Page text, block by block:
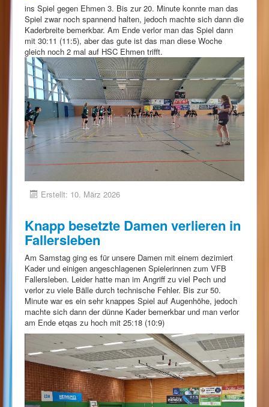
ins Spiel gegen Ehmen 3. Bis zur 20. Minute konnte man das
Spiel zwar noch spannend halten, jedoch machte sich dann die
Kaderbreite bemerkbar. Am Ende verlor man das Spiel dann
mit 30:11 (11:5), aber das gute ist das man diese Woche
gleich noch 2 mal auf HSC Ehmen trifft.
Erstellt: 10. März 2026
Knapp besetzte Damen verlieren in
Fallersleben
Am Samstag ging es für unsere Damen mit einem dezimiert
Kader und einigen angeschlagenen Spielerinnen zum VFB
Fallersleben. Leider hatte man im Angriff zu viel Pech und
verlor zu viele Bälle durch technische Fehler. Bis zur 50.
Minute war es ein sehr knappes Spiel auf Augenhöhe, jedoch
machte sich dann der dünne Kader bemerkbar und man verlor
am Ende etqas zu hoch mit 25:18 (10:9)